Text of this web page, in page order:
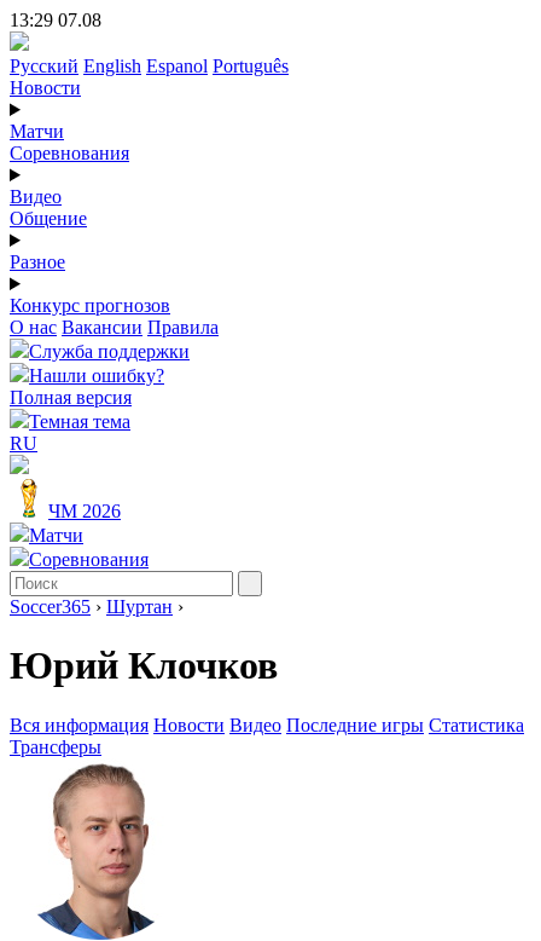
13:29 07.08
Русский English Espanol Português
Новости
Матчи
Соревнования
Видео
Общение
Разное
Конкурс прогнозов
О нас Вакансии Правила
Служба поддержки
Нашли ошибку?
Полная версия
Темная тема
RU
ЧМ 2026
Матчи
Соревнования
Soccer365 › Шуртан ›
Юрий Клочков
Вся информация Новости Видео Последние игры Статистика
Трансферы